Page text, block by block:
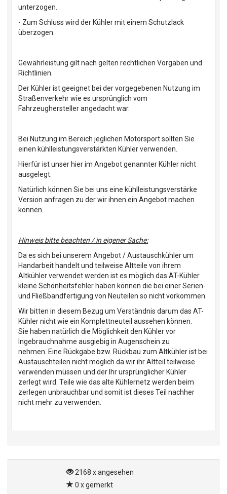
unterzogen.
- Zum Schluss wird der Kühler mit einem Schutzlack
überzogen.
Gewährleistung gilt nach gelten rechtlichen Vorgaben und
Richtlinien.
Der Kühler ist geeignet bei der vorgegebenen Nutzung im
Straßenverkehr wie es ursprünglich vom
Fahrzeughersteller angedacht war.
Bei Nutzung im Bereich jeglichen Motorsport sollten Sie
einen kühlleistungsverstärkten Kühler verwenden.
Hierfür ist unser hier im Angebot genannter Kühler nicht
ausgelegt.
Natürlich können Sie bei uns eine kühlleistungsverstärke
Version anfragen zu der wir ihnen ein Angebot machen
können.
Hinweis bitte beachten / in eigener Sache:
Da es sich bei unserem Angebot / Austauschkühler um
Handarbeit handelt und teilweise Altteile von ihrem
Altkühler verwendet werden ist es möglich das AT-Kühler
kleine Schönheitsfehler haben können die bei einer Serien-
und Fließbandfertigung von Neuteilen so nicht vorkommen.
Wir bitten in diesem Bezug um Verständnis darum das AT-
Kühler nicht wie ein Komplettneuteil aussehen können.
Sie haben natürlich die Möglichkeit den Kühler vor
Ingebrauchnahme ausgiebig in Augenschein zu
nehmen. Eine Rückgabe bzw. Rückbau zum Altkühler ist bei
Austauschteilen nicht möglich da wir ihr Altteil teilweise
verwenden müssen und der Ihr ursprünglicher Kühler
zerlegt wird. Teile wie das alte Kühlernetz werden beim
zerlegen unbrauchbar und somit ist dieses Teil nachher
nicht mehr zu verwenden.
2168 x angesehen
0 x gemerkt